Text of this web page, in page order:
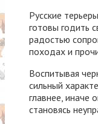
Русские
готовы годить
радостью
походах и
Воспитывая
сильный
главнее, иначе
становясь